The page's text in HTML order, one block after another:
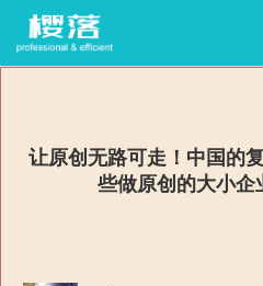
让原创无路可走！中国的
些做原创的大小企